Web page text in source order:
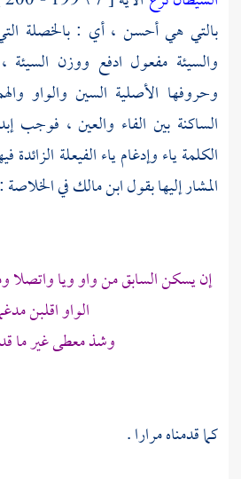
بالتي هي أحسن ، أي : بالخصلة
والسيئة مفعول ادفع ووزن
وحروفها الأصلية السين والواو
الساكنة بين الفاء والعين ، فوجب
الكلمة ياء وإدغام ياء الفيعلة الزائدة
المشار إليها بقولابن مالكفي الخلاصة :
إن يسكن السابق من واو ويا
الواو اقلبن
وشذ معطى غير ما
كما قدمناه مرارا .